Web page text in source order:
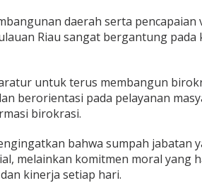
daerah serta pencapaian
Riau sangat bergantung
untuk terus membangun
berorientasi pada pelayanan
birokrasi.
bahwa sumpah jabatan
melainkan komitmen moral yang
kinerja setiap hari.